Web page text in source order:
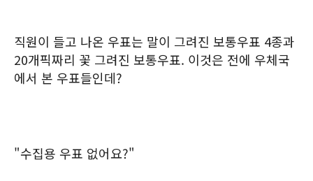
직원이 들고 나온 우표는 말이 그려진 보통우표 4종과
20개픽짜리 꽃 그려진 보통우표. 이것은 전에 우체국
에서 본 우표들인데?
"수집용 우표 없어요?"